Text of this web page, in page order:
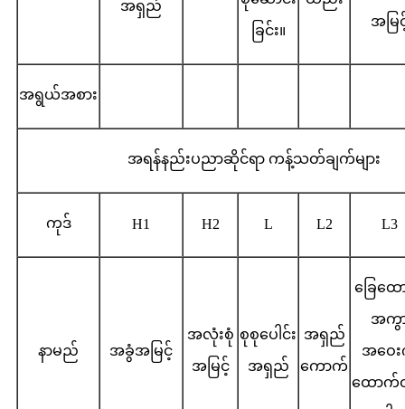
အရှည်
ခြင်း။
အမြ
အရွယ်အစား
အရန်နည်းပညာဆိုင်ရာ ကန့်သတ်ချက်များ
ကုဒ် H1 H2 L L2 L3
နာမည် အခွံအမြင့်
အလုံးစုံ
အမြင့်
စုစုပေါင်း
အရှည်
အရှည်
ကောက်
ခြေထ
အကွ
အဝေ
ထောက်